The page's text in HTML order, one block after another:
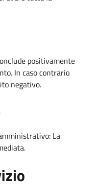
positivamente
In caso contrario
negativo.
La